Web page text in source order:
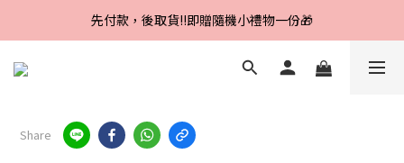
Line好友招募中，首購、回購皆贈100元
先付款，後取貨‼️即贈隨機小禮物一份🎁
Line好友招募中，首購、回購皆贈100元
Share